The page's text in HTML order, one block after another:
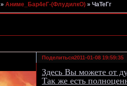
»Аниме_Бар4еГ-(ФлудилкО) »ЧаТеГг
Поделиться2011-01-08 19:59:35
Здесь Вы можете от
Так же есть